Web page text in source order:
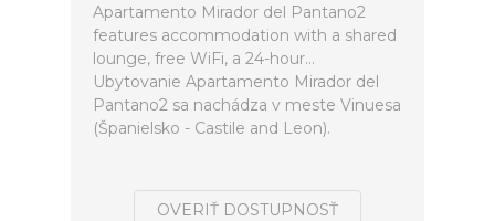
Apartamento Mirador del Pantano2
features accommodation with a shared
lounge, free WiFi, a 24-hour...
Ubytovanie Apartamento Mirador del
Pantano2 sa nachádza v meste Vinuesa
(Španielsko - Castile and Leon).
OVERIŤ DOSTUPNOSŤ